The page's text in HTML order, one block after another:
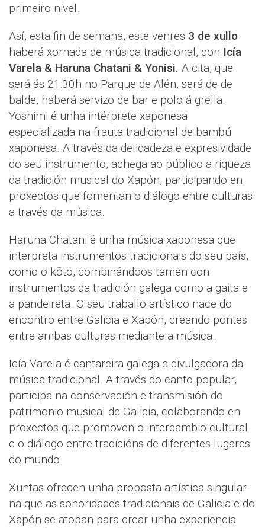
primeiro nivel.
Así, esta fin de semana, este venres 3 de xullo
haberá xornada de música tradicional, con Icía
Varela & Haruna Chatani & Yonisi. A cita, que
será ás 21:30h no Parque de Alén, será de de
balde, haberá servizo de bar e polo á grella.
Yoshimi é unha intérprete xaponesa
especializada na frauta tradicional de bambú
xaponesa. A través da delicadeza e expresividade
do seu instrumento, achega ao público a riqueza
da tradición musical do Xapón, participando en
proxectos que fomentan o diálogo entre culturas
a través da música.
Haruna Chatani é unha música xaponesa que
interpreta instrumentos tradicionais do seu país,
como o kōto, combinándoos tamén con
instrumentos da tradición galega como a gaita e
a pandeireta. O seu traballo artístico nace do
encontro entre Galicia e Xapón, creando pontes
entre ambas culturas mediante a música.
Icía Varela é cantareira galega e divulgadora da
música tradicional. A través do canto popular,
participa na conservación e transmisión do
patrimonio musical de Galicia, colaborando en
proxectos que promoven o intercambio cultural
e o diálogo entre tradicións de diferentes lugares
do mundo.
Xuntas ofrecen unha proposta artística singular
na que as sonoridades tradicionais de Galicia e do
Xapón se atopan para crear unha experiencia